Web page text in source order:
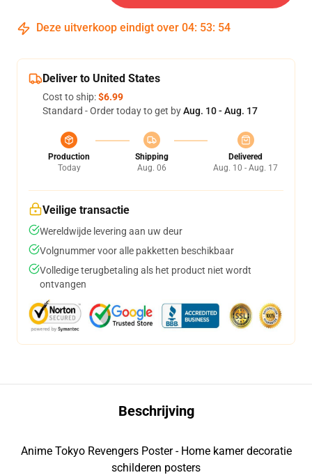
Deze uitverkoop eindigt over 04: 53: 53
Deliver to United States
Cost to ship:$6.99
Standard - Order today to get byAug. 10 - Aug. 17
Production
Today
Shipping
Aug. 06
Delivered
Aug. 10 - Aug. 17
Veilige transactie
Wereldwijde levering aan uw deur
Volgnummer voor alle pakketten beschikbaar
Volledige terugbetaling als het product niet wordt
ontvangen
Beschrijving
Anime Tokyo Revengers Poster - Home kamer decoratie
schilderen posters